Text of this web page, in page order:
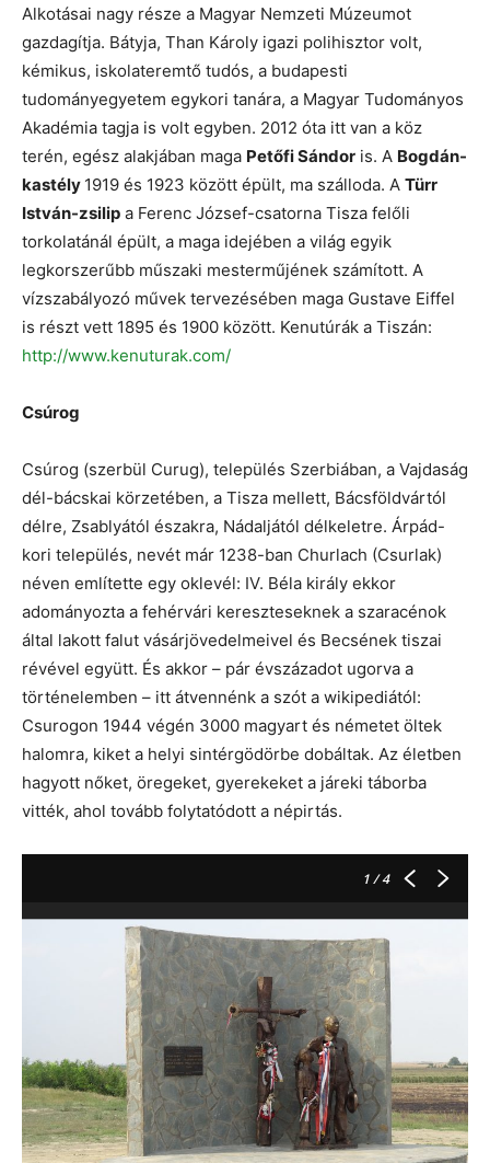
Alkotásai nagy része a Magyar Nemzeti Múzeumot
gazdagítja. Bátyja, Than Károly igazi polihisztor volt,
kémikus, iskolateremtő tudós, a budapesti
tudományegyetem egykori tanára, a Magyar Tudományos
Akadémia tagja is volt egyben. 2012 óta itt van a köz
terén, egész alakjában maga Petőfi Sándor is. A Bogdán-
kastély 1919 és 1923 között épült, ma szálloda. A Türr
István-zsilip a Ferenc József-csatorna Tisza felőli
torkolatánál épült, a maga idejében a világ egyik
legkorszerűbb műszaki mesterműjének számított. A
vízszabályozó művek tervezésében maga Gustave Eiffel
is részt vett 1895 és 1900 között. Kenutúrák a Tiszán:
http://www.kenuturak.com/
Csúrog
Csúrog (szerbül Curug), település Szerbiában, a Vajdaság
dél-bácskai körzetében, a Tisza mellett, Bácsföldvártól
délre, Zsablyától északra, Nádaljától délkeletre. Árpád-
kori település, nevét már 1238-ban Churlach (Csurlak)
néven említette egy oklevél: IV. Béla király ekkor
adományozta a fehérvári kereszteseknek a szaracénok
által lakott falut vásárjövedelmeivel és Becsének tiszai
révével együtt. És akkor – pár évszázadot ugorva a
történelemben – itt átvennénk a szót a wikipediától:
Csurogon 1944 végén 3000 magyart és németet öltek
halomra, kiket a helyi sintérgödörbe dobáltak. Az életben
hagyott nőket, öregeket, gyerekeket a járeki táborba
vitték, ahol tovább folytatódott a népirtás.
1/ 4